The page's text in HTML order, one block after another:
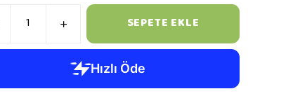
SEPETE EKLE